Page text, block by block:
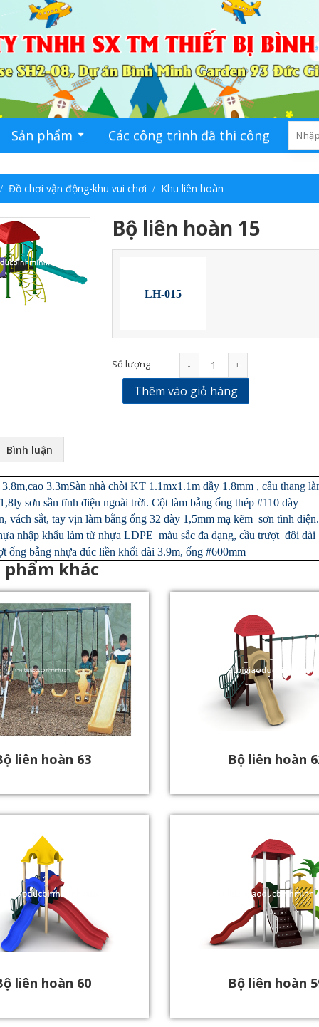
Sản phẩm Các công trình đã thi công
Đồ chơi vận động-khu vui chơi Khu liên hoàn
Bộ liên hoàn 15
LH-015
Số lượng - +
Thêm vào giỏ hàng
Bình luận
3.3mSàn nhà chòi KT 1.1mx1.1m dầy 1.8mm , cầu thang
sơn sần tĩnh điện ngoài trời. Cột làm bằng ống thép #110 dày
vách sắt, tay vịn làm bằng ống 32 dày 1,5mm mạ kẽm sơn tĩnh điện.
nhập khẩu làm từ nhựa LDPE màu sắc đa dạng, cầu trượt đôi dài
ống bằng nhựa đúc liền khối dài 3.9m, ống #600mm
phẩm khác
liên hoàn 63 Bộ liên hoàn
liên hoàn 60 Bộ liên hoàn